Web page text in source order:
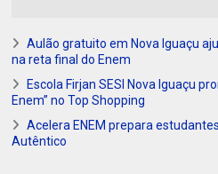
Aulão gratuito em Nova Iguaçu
na reta final do Enem
Escola Firjan SESI Nova Iguaçu
Enem” no Top Shopping
Acelera ENEM prepara
Autêntico